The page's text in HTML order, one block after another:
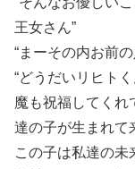
王女さん”
“まーその内お前
“どうだいリヒト
魔も祝福してく
達の子が生まれて
この子は私達の未